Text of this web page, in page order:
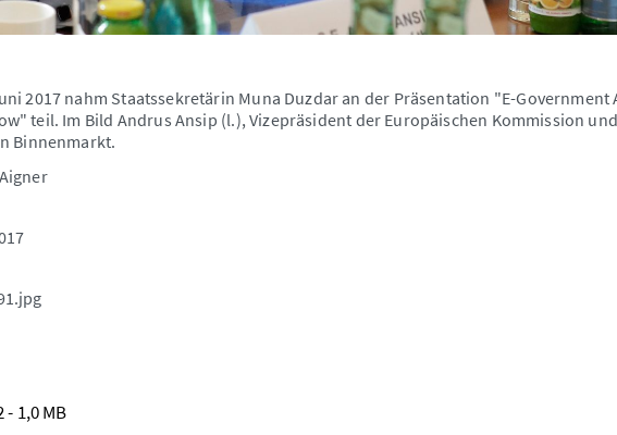
2017 nahm Staatssekretärin Muna Duzdar an der Präsentation "E-Government
teil. Im Bild Andrus Ansip (l.), Vizepräsident der Europäischen Kommission
Binnenmarkt.
1,0 MB